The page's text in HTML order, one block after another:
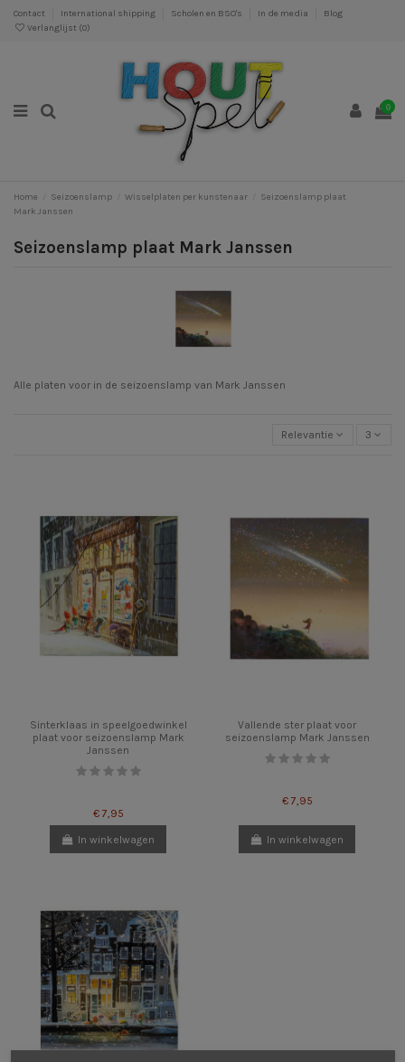
Contact International shipping Scholen en BSO's In de media
Blog
Verlanglijst (0)
0
Home Seizoenslamp Wisselplaten per kunstenaar
Seizoenslamp plaat
Mark Janssen
Seizoenslamp plaat Mark Janssen
Alle platen voor in de seizoenslamp van Mark Janssen
Relevantie 3
Sinterklaas in speelgoedwinkel
plaat voor seizoenslamp Mark
Janssen
€ 7,95
In winkelwagen
Vallende ster plaat voor
seizoenslamp Mark Janssen
€ 7,95
In winkelwagen